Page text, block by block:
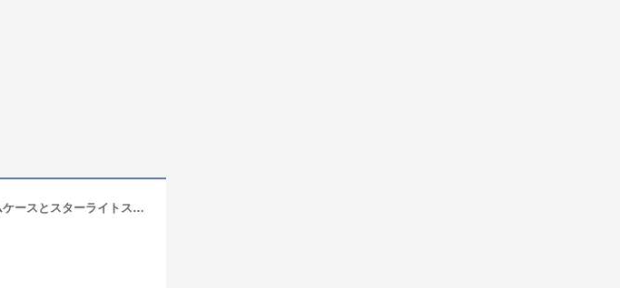
【条件達成で3300ポイント】Apple Watch SE 2 スターライトアルミニウムケースとスターライトスポーツバンド ケースサイズ：40mm/44mm GPS＋Cellularモデル 新品 純正 国内正規品 Apple認定店 アップルウォッチ セルラー 2024年発売